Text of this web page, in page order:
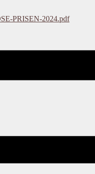
PRISEN-2024.pdf